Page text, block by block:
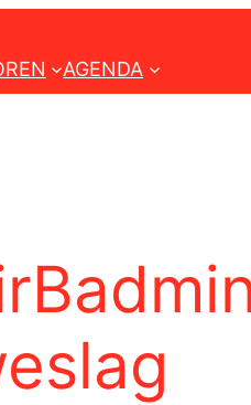
AGENDA